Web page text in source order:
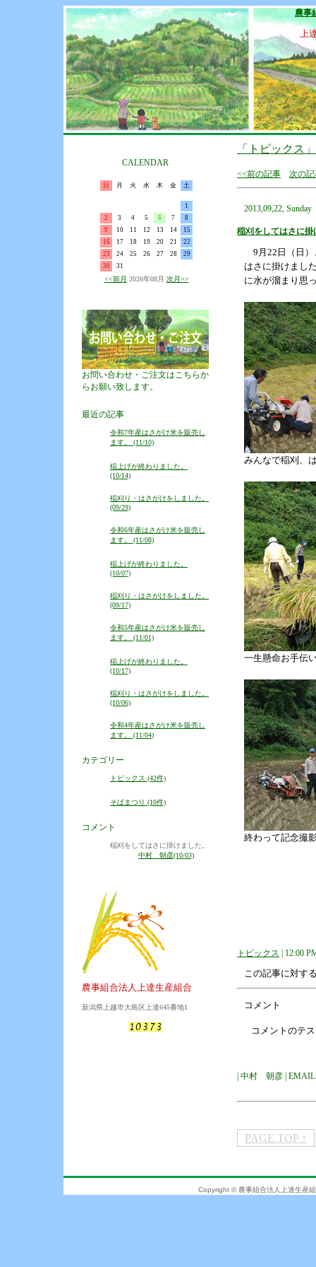
農事
上
CALENDAR
日 月 火 水 木 金 土
1
2
3 4 5 6 7
8
9
10 11 12 13 14
15
16
17 18 19 20 21
22
23
24 25 26 27 28
29
30
31
<<前月 2026年08月 次月>>
お問い合わせ・ご注文はこちらか
らお願い致します。
最近の記事
令和7年産はさがけ米を販売し
ます。 (11/10)
稲上げが終わりました。
(10/14)
稲刈り・はさがけをしました。
(09/29)
令和6年産はさがけ米を販売し
ます。 (11/08)
稲上げが終わりました。
(10/07)
稲刈り・はさがけをしました。
(09/17)
令和5年産はさがけ米を販売し
ます。 (11/01)
稲上げが終わりました。
(10/17)
稲刈り・はさがけをしました。
(10/06)
令和4年産はさがけ米を販売し
ます。 (11/04)
カテゴリー
トピックス (42件)
そばまつり (10件)
コメント
稲刈をしてはさに掛けました。
中村 朝彦(10/03)
農事組合法人上達生産組合
新潟県上越市大島区上達645番地1
「トピックス
<<前の記事 次の
2013,09,22, Sunday
稲刈をしてはさに掛
9月22日（日）
はさに掛けまし
に水が溜まり思
みんなで稲刈、
一生懸命お手伝
終わって記念撮
トピックス | 12:00
この記事に対す
コメント
コメントのテ
| 中村 朝彦 | EMAIL
PAGE TOP ↑
Copyright © 農事組合法人上達生産